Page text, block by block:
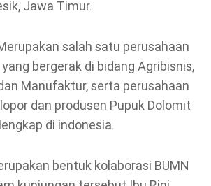
Jawa Timur.
salah satu perusahaan
bergerak di bidang Agribisnis,
Manufaktur, serta perusahaan
dan produsen Pupuk Dolomit
di indonesia.
bentuk kolaborasi BUMN